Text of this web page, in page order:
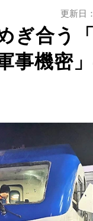
ぎ合う
機密
更新日：